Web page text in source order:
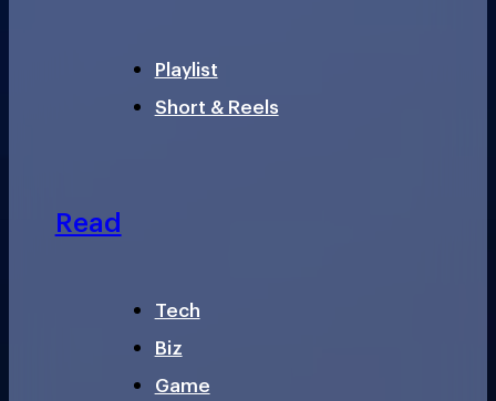
Playlist
Short & Reels
Read
Tech
Biz
Game